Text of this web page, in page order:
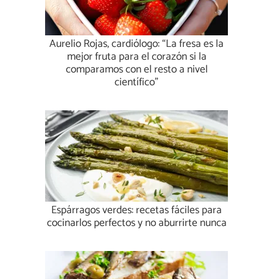
Aurelio Rojas, cardiólogo: “La fresa es la
mejor fruta para el corazón si la
comparamos con el resto a nivel
científico”
Espárragos verdes: recetas fáciles para
cocinarlos perfectos y no aburrirte nunca